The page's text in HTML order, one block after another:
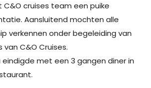
C&O cruises team een puike
Aansluitend mochten alle
verkennen onder begeleiding van
C&O Cruises.
met een 3 gangen diner in